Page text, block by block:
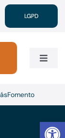
Abrir
LGPD
Toggle